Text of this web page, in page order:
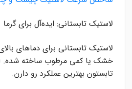
لاستیک تابستانی: ایده‌آل برای گرما
خشک یا کمی مرطوب ساخته شده.
تابستون بهترین عملکرد رو دارن.